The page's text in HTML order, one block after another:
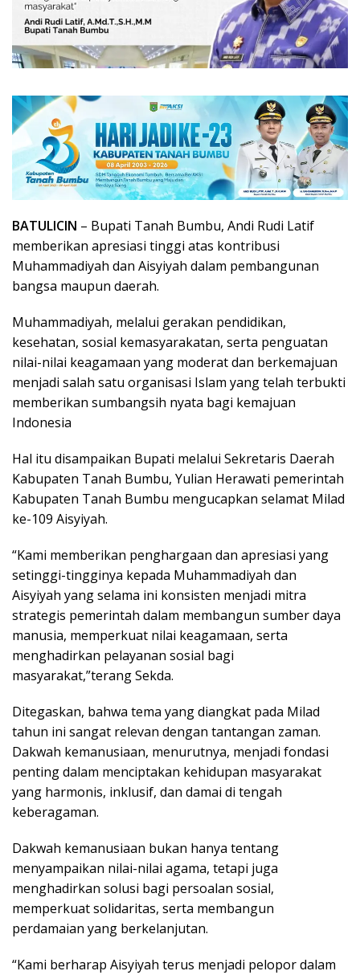
BATULICIN – Bupati Tanah Bumbu, Andi Rudi Latif
memberikan apresiasi tinggi atas kontribusi
Muhammadiyah dan Aisyiyah dalam pembangunan
bangsa maupun daerah.
Muhammadiyah, melalui gerakan pendidikan,
kesehatan, sosial kemasyarakatan, serta penguatan
nilai-nilai keagamaan yang moderat dan berkemajuan
menjadi salah satu organisasi Islam yang telah terbukti
memberikan sumbangsih nyata bagi kemajuan
Indonesia
Hal itu disampaikan Bupati melalui Sekretaris Daerah
Kabupaten Tanah Bumbu, Yulian Herawati pemerintah
Kabupaten Tanah Bumbu mengucapkan selamat Milad
ke-109 Aisyiyah.
“Kami memberikan penghargaan dan apresiasi yang
setinggi-tingginya kepada Muhammadiyah dan
Aisyiyah yang selama ini konsisten menjadi mitra
strategis pemerintah dalam membangun sumber daya
manusia, memperkuat nilai keagamaan, serta
menghadirkan pelayanan sosial bagi
masyarakat,”terang Sekda.
Ditegaskan, bahwa tema yang diangkat pada Milad
tahun ini sangat relevan dengan tantangan zaman.
Dakwah kemanusiaan, menurutnya, menjadi fondasi
penting dalam menciptakan kehidupan masyarakat
yang harmonis, inklusif, dan damai di tengah
keberagaman.
Dakwah kemanusiaan bukan hanya tentang
menyampaikan nilai-nilai agama, tetapi juga
menghadirkan solusi bagi persoalan sosial,
memperkuat solidaritas, serta membangun
perdamaian yang berkelanjutan.
“Kami berharap Aisyiyah terus menjadi pelopor dalam